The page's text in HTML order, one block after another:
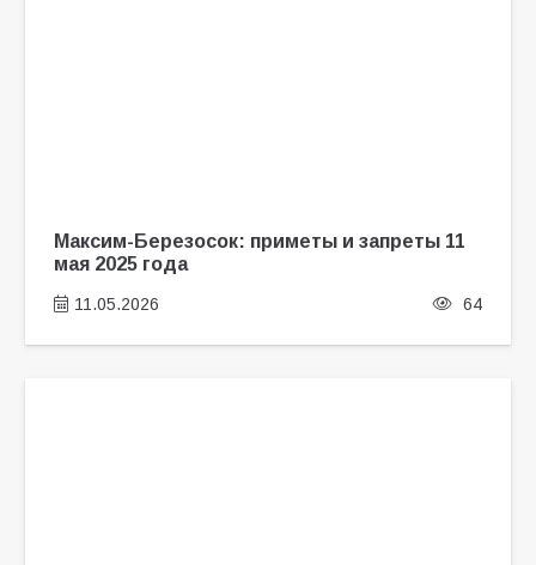
Максим-Березосок: приметы и запреты 11
мая 2025 года
11.05.2026 64